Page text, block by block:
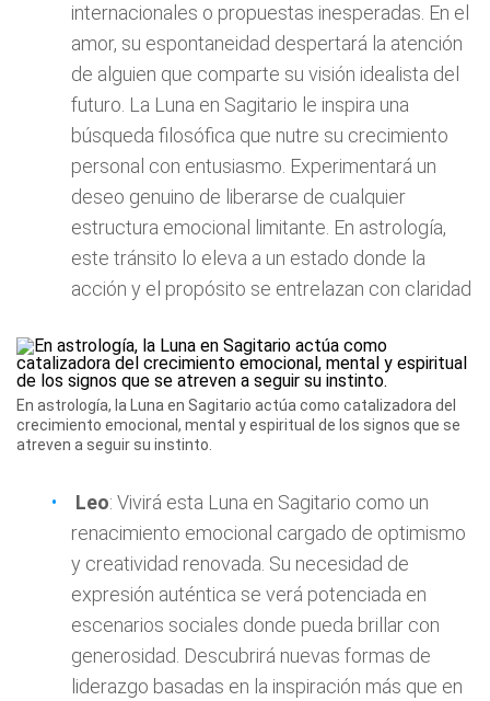
internacionales o propuestas inesperadas. En el
amor, su espontaneidad despertará la atención
de alguien que comparte su visión idealista del
futuro. La Luna en Sagitario le inspira una
búsqueda filosófica que nutre su crecimiento
personal con entusiasmo. Experimentará un
deseo genuino de liberarse de cualquier
estructura emocional limitante. En astrología,
este tránsito lo eleva a un estado donde la
acción y el propósito se entrelazan con claridad
En astrología, la Luna en Sagitario actúa como catalizadora del
crecimiento emocional, mental y espiritual de los signos que se
atreven a seguir su instinto.
Leo: Vivirá esta Luna en Sagitario como un
renacimiento emocional cargado de optimismo
y creatividad renovada. Su necesidad de
expresión auténtica se verá potenciada en
escenarios sociales donde pueda brillar con
generosidad. Descubrirá nuevas formas de
liderazgo basadas en la inspiración más que en